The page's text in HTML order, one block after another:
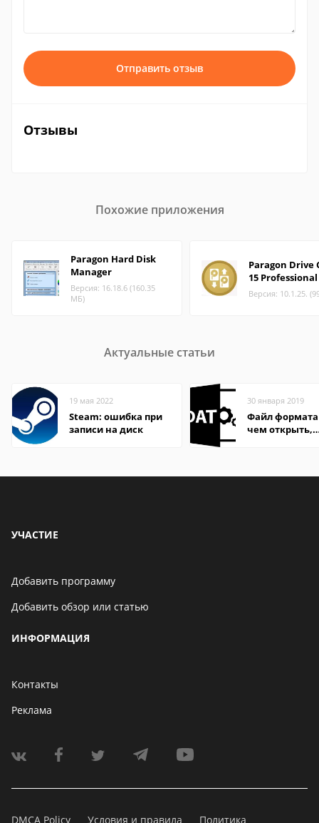
Отправить отзыв
Отзывы
Похожие приложения
Paragon Hard Disk
Manager
Версия: 16.18.6 (160.35
МБ)
Paragon Drive
15 Professional
Версия: 10.1.25.
Актуальные статьи
19 мая 2022
Steam: ошибка при
записи на диск
30 января 2019
Файл формата
чем открыть,
УЧАСТИЕ
Добавить программу
Добавить обзор или статью
ИНФОРМАЦИЯ
Контакты
Реклама
DMCA Policy Условия и правила Политика